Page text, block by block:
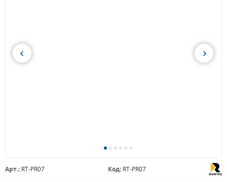
Арт.: RT-PR07 Код: RT-PR07